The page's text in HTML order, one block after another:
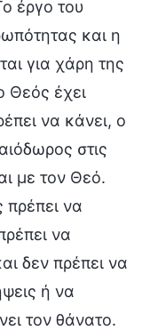
έργο του
και η
για χάρη της
Θεός έχει
να κάνει, ο
στις
με τον Θεό.
να
να
δεν πρέπει να
ή να
τον θάνατο.